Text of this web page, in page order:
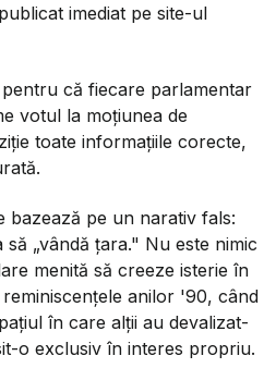
imediat pe site-ul
că fiecare parlamentar
votul la moțiunea de
toate informațiile corecte,
bazează pe un narativ fals:
„vândă țara." Nu este nimic
menită să creeze isterie în
anilor '90, când
în care alții au devalizat-
o exclusiv în interes propriu.